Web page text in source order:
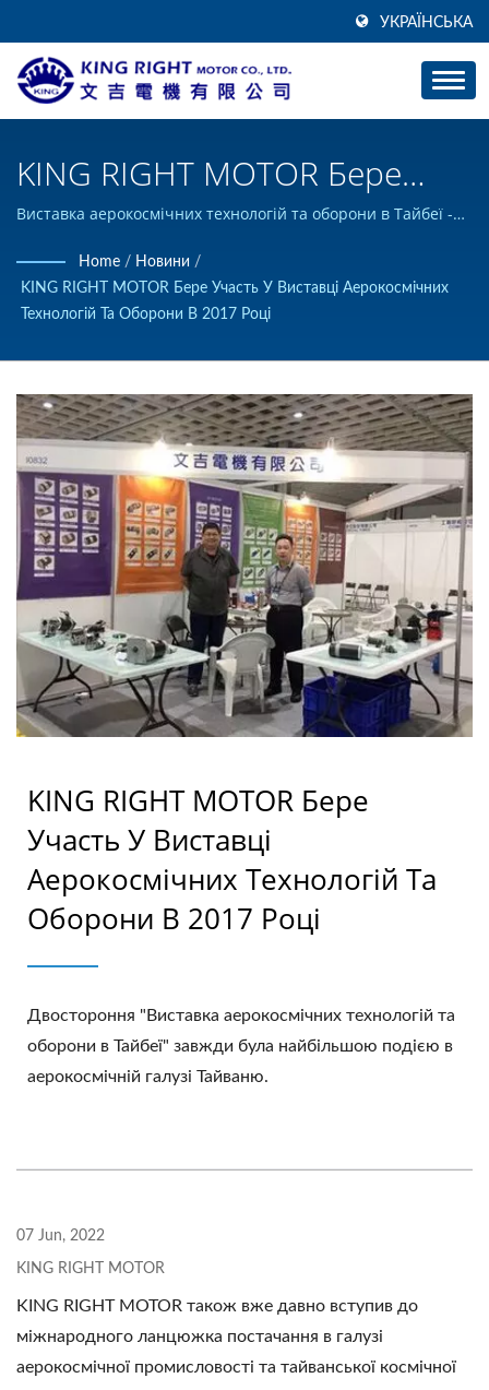
УКРАЇНСЬКА
KING RIGHT MOTOR Бере
Участь У Виставці
Аерокосмічних Технологій Та
Технологій Оборони В Тайбеї
Електродвигуни - Виробник
Редукторів Та DC Моторів |
KING RIGHT MOTOR
Виставка аерокосмічних технологій та оборони в Тайбеї -
проектувати та виготовляти на замовлення продукцію
постійного струму, і має сертифікат ISO 9001.
Home / Новини /
KING RIGHT MOTOR Бере Участь У Виставці Аерокосмічних
Технологій Та Оборони В 2017 Році
KING RIGHT MOTOR Бере
Участь У Виставці
Аерокосмічних Технологій Та
Оборони В 2017 Році
Двостороння "Виставка аерокосмічних технологій та
оборони в Тайбеї" завжди була найбільшою подією в
аерокосмічній галузі Тайваню.
07 Jun, 2022
KING RIGHT MOTOR
KING RIGHT MOTOR також вже давно вступив до
міжнародного ланцюжка постачання в галузі
аерокосмічної промисловості та тайванської космічної